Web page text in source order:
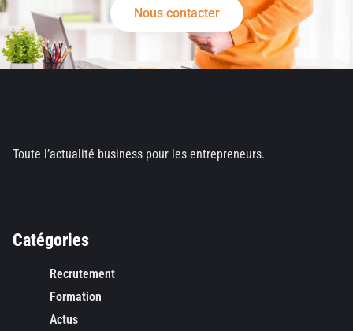
Nous contacter
Toute l’actualité business pour les entrepreneurs.
Catégories
Recrutement
Formation
Actus